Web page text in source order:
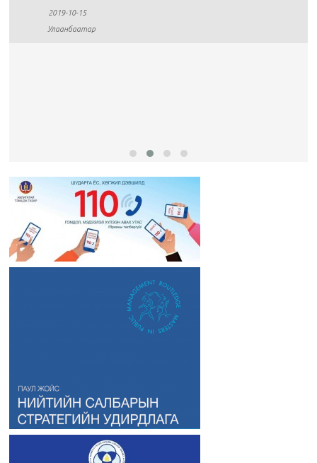
2019-10-15
Улаанбаатар